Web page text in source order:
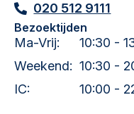
020 512 9111
Bezoektijden
Ma-Vrij:
10:30 -
Weekend: 10:30 -
IC:
10:00 -